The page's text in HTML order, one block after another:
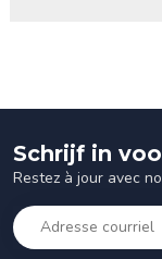
Schrijf in
Restez à jour avec